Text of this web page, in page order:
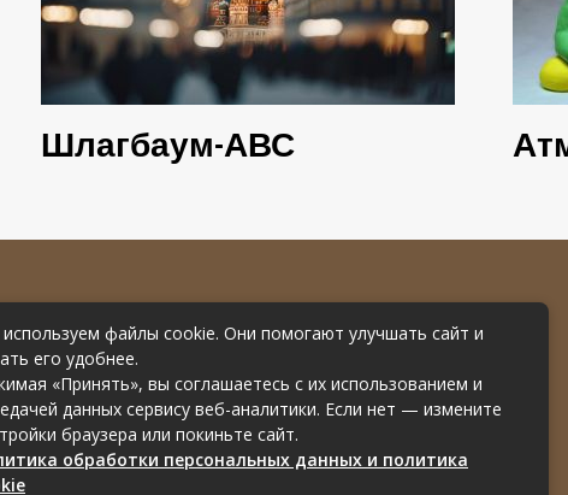
Шлагбаум-АВС
на
файлы cookie. Они помогают улучшать сайт и
его удобнее.
«Принять», вы соглашаетесь с их использованием и
данных сервису веб-аналитики. Если нет — измените
браузера или покиньте сайт.
обработки персональных данных и политика